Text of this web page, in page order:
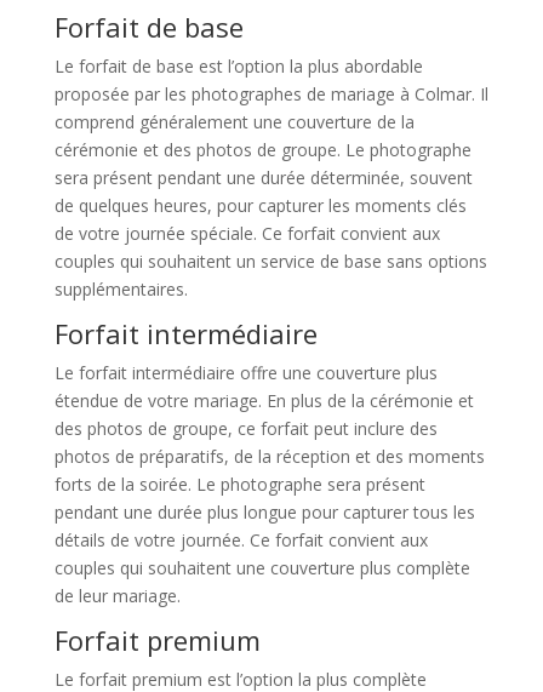
Forfait de base
Le forfait de base est l’option la plus abordable
proposée par les photographes de mariage à Colmar. Il
comprend généralement une couverture de la
cérémonie et des photos de groupe. Le photographe
sera présent pendant une durée déterminée, souvent
de quelques heures, pour capturer les moments clés
de votre journée spéciale. Ce forfait convient aux
couples qui souhaitent un service de base sans options
supplémentaires.
Forfait intermédiaire
Le forfait intermédiaire offre une couverture plus
étendue de votre mariage. En plus de la cérémonie et
des photos de groupe, ce forfait peut inclure des
photos de préparatifs, de la réception et des moments
forts de la soirée. Le photographe sera présent
pendant une durée plus longue pour capturer tous les
détails de votre journée. Ce forfait convient aux
couples qui souhaitent une couverture plus complète
de leur mariage.
Forfait premium
Le forfait premium est l’option la plus complète